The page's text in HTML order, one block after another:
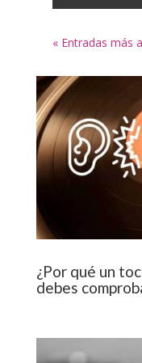
« Entradas más
¿Por qué un
debes